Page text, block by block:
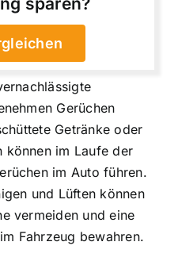
Gerüchen
Getränke oder
können im Laufe der
im Auto führen.
und Lüften können
vermeiden und eine
Fahrzeug bewahren.